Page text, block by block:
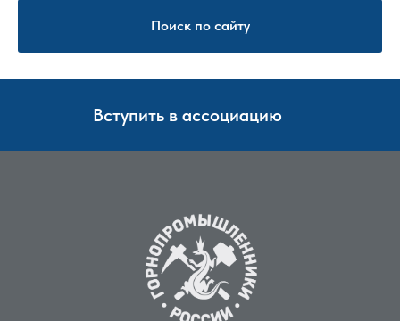
Поиск по сайту
Вступить в ассоциацию